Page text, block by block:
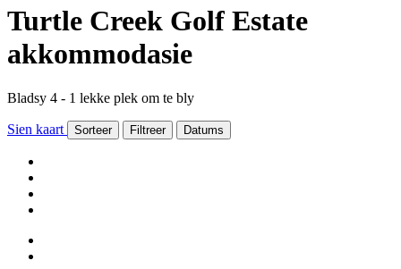
Turtle Creek Golf Estate
akkommodasie
Bladsy 4 - 1 lekke plek om te bly
Sien kaart Sorteer Filtreer Datums